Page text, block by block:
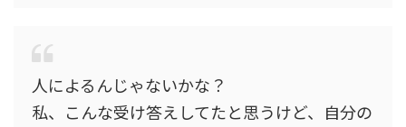
人によるんじゃないかな？
私、こんな受け答えしてたと思うけど、自分の